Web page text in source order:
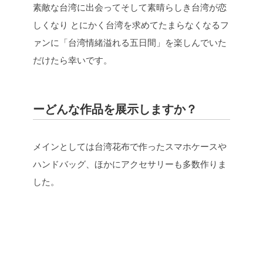
素敵な台湾に出会ってそして素晴らしき台湾が恋
しくなり とにかく台湾を求めてたまらなくなるフ
ァンに「台湾情緒溢れる五日間」を楽しんでいた
だけたら幸いです。
ーどんな作品を展示しますか？
メインとしては台湾花布で作ったスマホケースや
ハンドバッグ、 ほかにアクセサリーも多数作りま
した。